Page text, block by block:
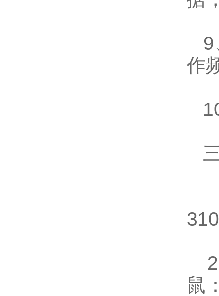
9
作
2
鼠